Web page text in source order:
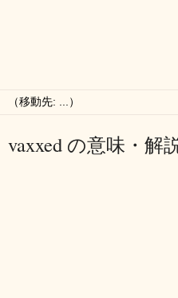
vaxxed の意味・解